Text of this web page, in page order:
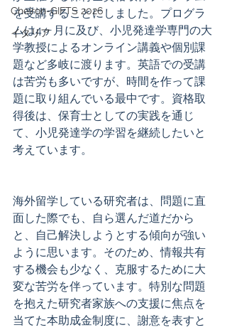
Cheiron-GIFTS 2026
イタリア
を受講することにしました。プログラ
ムは4ヶ月に及び、小児発達学専門の大
学教授によるオンライン講義や個別課
題など多岐に渡ります。英語での受講
は苦労も多いですが、時間を作って課
題に取り組んでいる最中です。資格取
得後は、保育士としての実践を通じ
て、小児発達学の学習を継続したいと
考えています。
海外留学している研究者は、問題に直
面した際でも、自ら選んだ道だから
と、自己解決しようとする傾向が強い
ように思います。そのため、情報共有
する機会も少なく、克服するために大
変な苦労を伴っています。特別な問題
を抱えた研究者家族への支援に焦点を
当てた本助成金制度に、謝意を表すと